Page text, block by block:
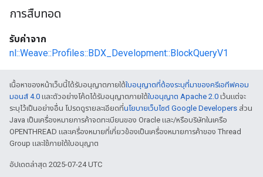
การสืบทอด
รับค่าจาก
nl::Weave::Profiles::BDX_Development::BlockQueryV1
เนื้อหาของหน้าเว็บนี้ได้รับอนุญาตภายใต้ใบอนุญาตที่ต้องระบุที่มาของครีเอทีฟคอม
มอนส์ 4.0 และตัวอย่างโค้ดได้รับอนุญาตภายใต้ใบอนุญาต Apache 2.0 เว้นแต่จะ
ระบุไว้เป็นอย่างอื่น โปรดดูรายละเอียดที่นโยบายเว็บไซต์ Google Developers ส่วน
Java เป็นเครื่องหมายการค้าจดทะเบียนของ Oracle และ/หรือบริษัทในเครือ
OPENTHREAD และเครื่องหมายที่เกี่ยวข้องเป็นเครื่องหมายการค้าของ Thread
Group และใช้ภายใต้ใบอนุญาต
อัปเดตล่าสุด 2025-07-24 UTC